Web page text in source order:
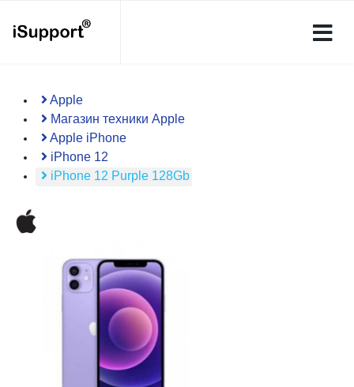
Apple
Магазин техники Apple
Apple iPhone
iPhone 12
iPhone 12 Purple 128Gb